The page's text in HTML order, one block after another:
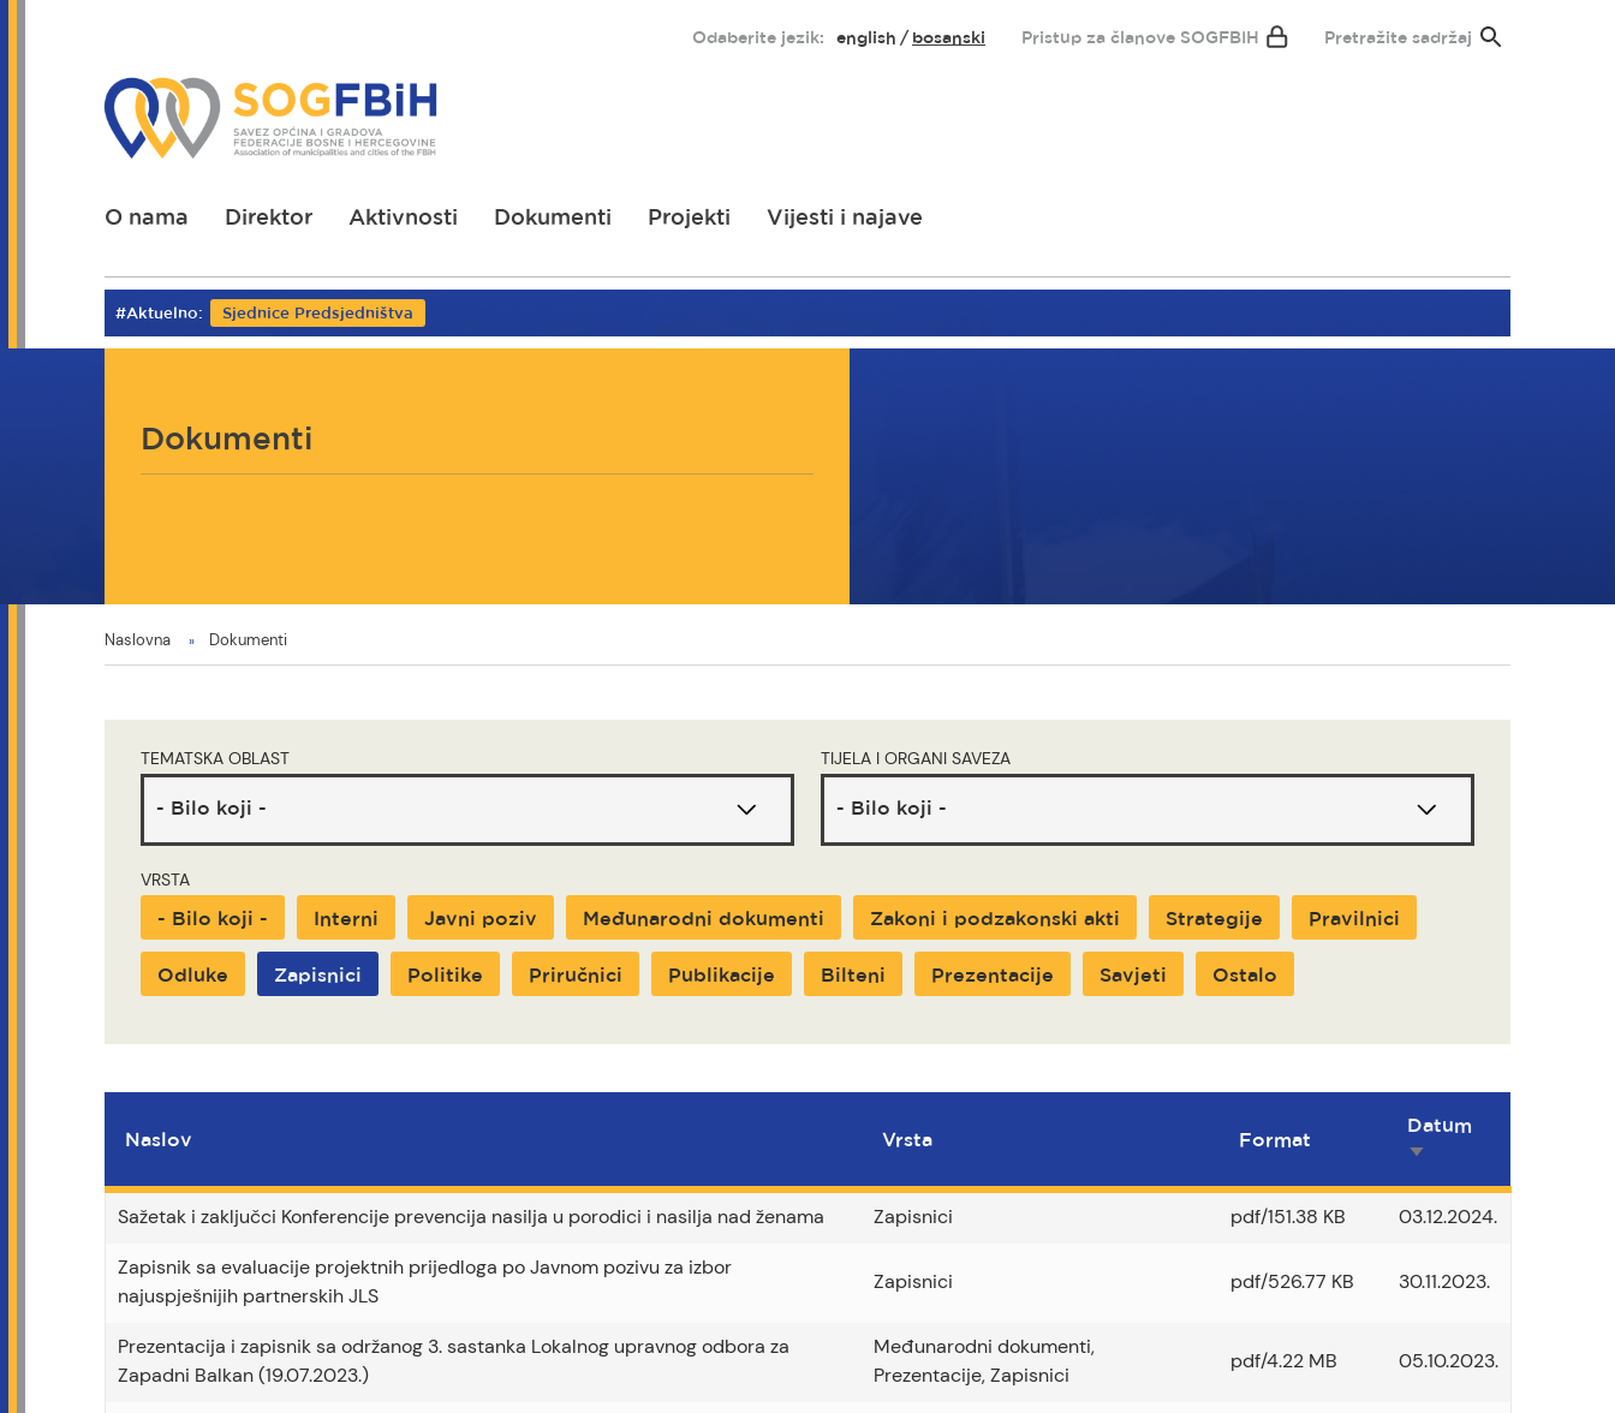
Odaberite jezik: english bosanski Pristup za članove SOGFBIH Pretražite sadržaj
O nama Direktor Aktivnosti Dokumenti Projekti Vijesti i najave
#Aktuelno: Sjednice Predsjedništva
Dokumenti
You
here
Naslovna Dokumenti
TEMATSKA OBLAST TIJELA I ORGANI SAVEZA
VRSTA
- Bilo koji - Interni Javni poziv Međunarodni dokumenti Zakoni i podzakonski akti Strategije Pravilnici
Odluke Zapisnici Politike Priručnici Publikacije Bilteni Prezentacije Savjeti Ostalo
Naslov Vrsta Format
Datum
Sortiraj
uzlazno
Sažetak i zaključci Konferencije prevencija nasilja u porodici i nasilja nad ženama Zapisnici pdf/151.38 KB
03.12.2024.
Zapisnik sa evaluacije projektnih prijedloga po Javnom pozivu za izbor
najuspješnijih partnerskih JLS
Zapisnici pdf/526.77 KB 30.11.2023.
Prezentacija i zapisnik sa održanog 3. sastanka Lokalnog upravnog odbora za
Zapadni Balkan (19.07.2023.)
Međunarodni dokumenti,
Prezentacije,Zapisnici
pdf/4.22 MB 05.10.2023.